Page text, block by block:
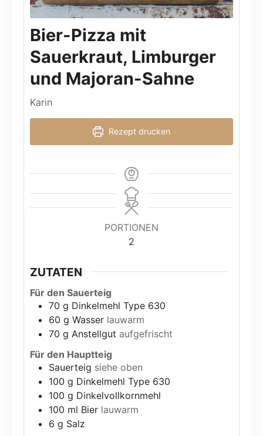
Bier-Pizza mit
Sauerkraut, Limburger
und Majoran-Sahne
Karin
Rezept drucken
PORTIONEN
2
ZUTATEN
Für den Sauerteig
70 g Dinkelmehl Type 630
60 g Wasser lauwarm
70 g Anstellgut aufgefrischt
Für den Hauptteig
Sauerteig siehe oben
100 g Dinkelmehl Type 630
100 g Dinkelvollkornmehl
100 ml Bier lauwarm
6 g Salz